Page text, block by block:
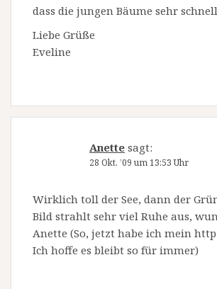
dass die jungen Bäume sehr
Liebe Grüße
Eveline
Anette sagt:
28 Okt. ’09 um 13:53 Uhr
Wirklich toll der See, dann der
Bild strahlt sehr viel Ruhe aus,
Anette (So, jetzt habe ich mein
Ich hoffe es bleibt so für immer)